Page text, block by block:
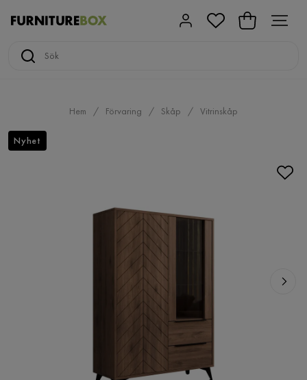
Hem Förvaring Skåp Vitrinskåp
Nyhet